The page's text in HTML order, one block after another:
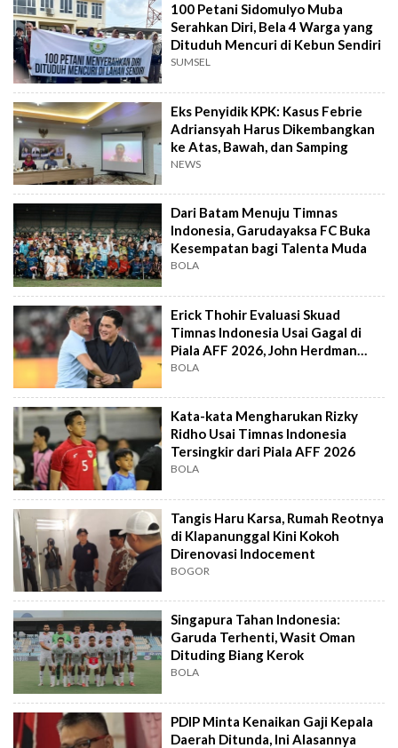
100 Petani Sidomulyo Muba
Serahkan Diri, Bela 4 Warga yang
Dituduh Mencuri di Kebun Sendiri
SUMSEL
Eks Penyidik KPK: Kasus Febrie
Adriansyah Harus Dikembangkan
ke Atas, Bawah, dan Samping
NEWS
Dari Batam Menuju Timnas
Indonesia, Garudayaksa FC Buka
Kesempatan bagi Talenta Muda
BOLA
Erick Thohir Evaluasi Skuad
Timnas Indonesia Usai Gagal di
Piala AFF 2026, John Herdman
Out?
BOLA
Kata-kata Mengharukan Rizky
Ridho Usai Timnas Indonesia
Tersingkir dari Piala AFF 2026
BOLA
Tangis Haru Karsa, Rumah Reotnya
di Klapanunggal Kini Kokoh
Direnovasi Indocement
BOGOR
Singapura Tahan Indonesia:
Garuda Terhenti, Wasit Oman
Dituding Biang Kerok
BOLA
PDIP Minta Kenaikan Gaji Kepala
Daerah Ditunda, Ini Alasannya